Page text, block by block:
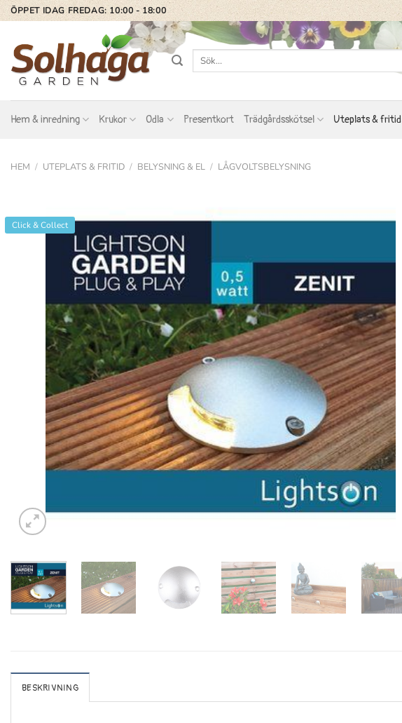
Skip
to
content
ÖPPET IDAG FREDAG: 10:00 - 18:00
Sök
Hem & inredning Krukor Odla Presentkort Trädgårdsskötsel Uteplats & fritid
HEM / UTEPLATS & FRITID / BELYSNING & EL / LÅGVOLTSBELYSNING
Click & Collect
BESKRIVNING